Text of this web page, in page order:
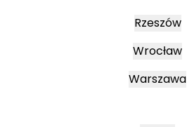
Rzeszów
Wrocław
Warszawa